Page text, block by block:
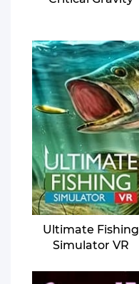
Ultimate Fishing
Simulator VR